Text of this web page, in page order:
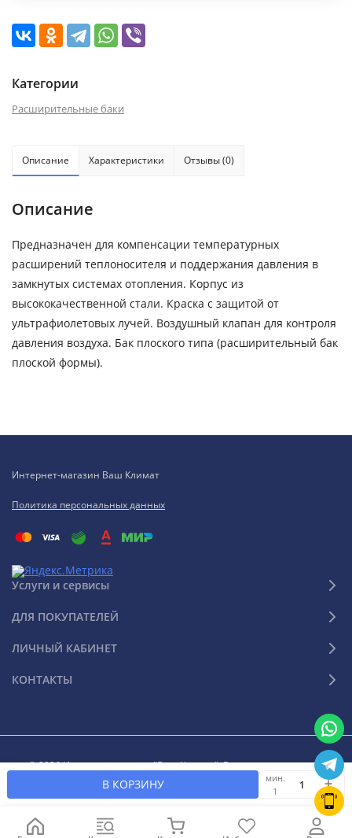
В КОРЗИНУ
мин.
1
Категории
Расширительные баки
Описание Характеристики Отзывы (0)
Описание
Предназначен для компенсации температурных
расширений теплоносителя и поддержания давления в
замкнутых системах отопления. Корпус из
высококачественной стали. Краска с защитой от
ультрафиолетовых лучей. Воздушный клапан для контроля
давления воздуха. Бак плоского типа (расширительный бак
плоской формы).
Интернет-магазин Ваш Климат
Политика персональных данных
Услуги и сервисы
ДЛЯ ПОКУПАТЕЛЕЙ
ЛИЧНЫЙ КАБИНЕТ
КОНТАКТЫ
© 2026 Интернет-магазин "Ваш Климат". Все права защищены